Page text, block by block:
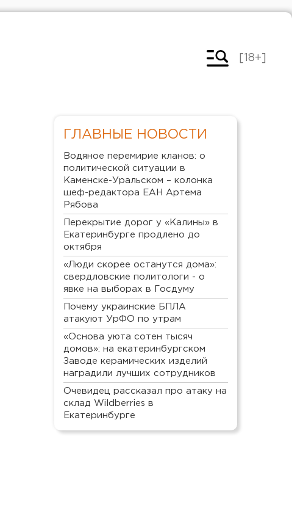
[18+]
ГЛАВНЫЕ НОВОСТИ
Водяное перемирие кланов: о
политической ситуации в
Каменске-Уральском – колонка
шеф-редактора ЕАН Артема
Рябова
Перекрытие дорог у «Калины» в
Екатеринбурге продлено до
октября
«Люди скорее останутся дома»:
свердловские политологи - о
явке на выборах в Госдуму
Почему украинские БПЛА
атакуют УрФО по утрам
«Основа уюта сотен тысяч
домов»: на екатеринбургском
Заводе керамических изделий
наградили лучших сотрудников
Очевидец рассказал про атаку на
склад Wildberries в
Екатеринбурге